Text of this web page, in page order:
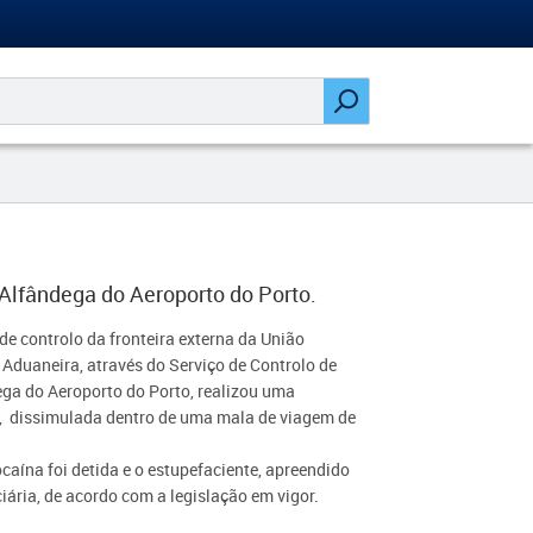
do Aeroporto do Porto.
controlo da fronteira externa da União
através do Serviço de Controlo de
do Aeroporto do Porto, realizou uma
dissimulada dentro de uma mala de viagem de
foi detida e o estupefaciente, apreendido
de acordo com a legislação em vigor.